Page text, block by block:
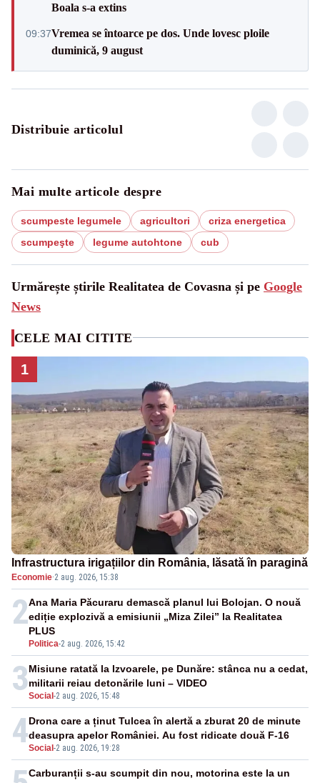
Boala s-a extins
09:37Vremea se întoarce pe dos. Unde lovesc ploile
duminică, 9 august
Distribuie articolul
Mai multe articole despre
scumpeste legumele agricultori
criza energetica
scumpeşte
legume autohtone cub
Urmărește știrile Realitatea de Covasna și pe Google
News
CELE MAI CITITE
1
Infrastructura irigațiilor din România, lăsată în paragină
Economie·2 aug. 2026, 15:38
2
Politica-2 aug. 2026, 15:42
Ana Maria Păcuraru demască planul lui Bolojan. O nouă
ediție explozivă a emisiunii „Miza Zilei” la Realitatea
PLUS
3Social -2 aug. 2026, 15:48
Misiune ratată la Izvoarele, pe Dunăre: stânca nu a cedat,
militarii reiau detonările luni – VIDEO
4Social -2 aug. 2026, 19:28
Drona care a ținut Tulcea în alertă a zburat 20 de minute
deasupra apelor României. Au fost ridicate două F-16
Carburanții s-au scumpit din nou, motorina este la un